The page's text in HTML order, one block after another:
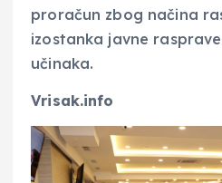
proračun zbog načina
izostanka javne
učinaka.
Vrisak.info